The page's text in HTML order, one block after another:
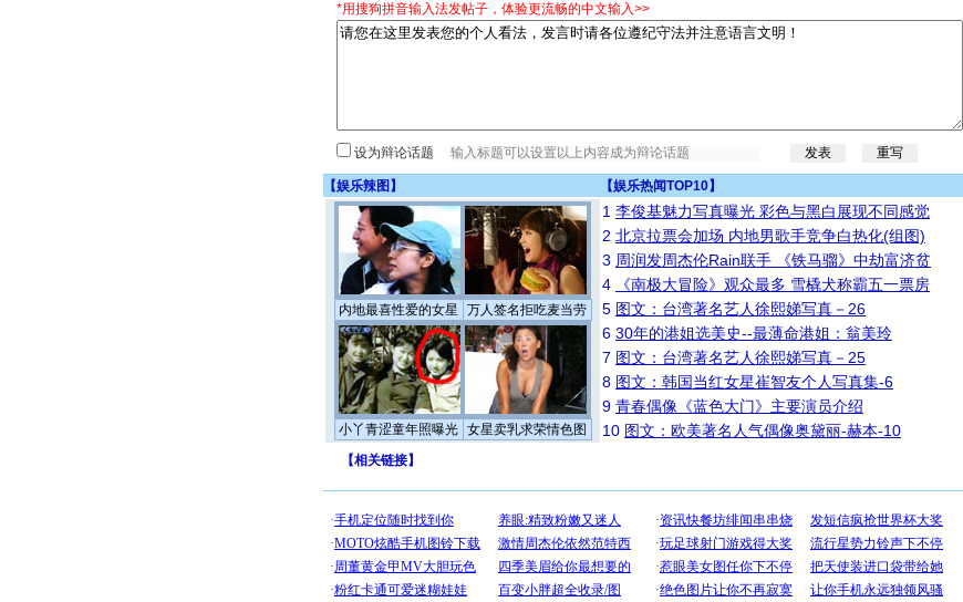
*用搜狗拼音输入法发帖子，体验更流畅的中文输入>>
设为辩论话题
【娱乐辣图 】 【娱乐热闻TOP10】
内地最喜性爱的女星 万人签名拒吃麦当劳
小丫青涩童年照曝光 女星卖乳求荣情色图
1 李俊基魅力写真曝光 彩色与黑白展现不同感觉
2 北京拉票会加场 内地男歌手竞争白热化(组图)
3 周润发周杰伦Rain联手 《铁马骝》中劫富济贫
4
《南极大冒险》观众最多 雪橇犬称霸五一票房
5 图文：台湾著名艺人徐熙娣写真－26
6 30年的港姐选美史--最薄命港姐：翁美玲
7 图文：台湾著名艺人徐熙娣写真－25
8 图文：韩国当红女星崔智友个人写真集-6
9 青春偶像《蓝色大门》主要演员介绍
10 图文：欧美著名人气偶像奥黛丽-赫本-10
【相关链接】